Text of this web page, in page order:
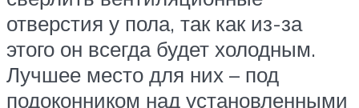
отверстия у пола, так как из-за
этого он всегда будет холодным.
Лучшее место для них – под
подоконником над установленными